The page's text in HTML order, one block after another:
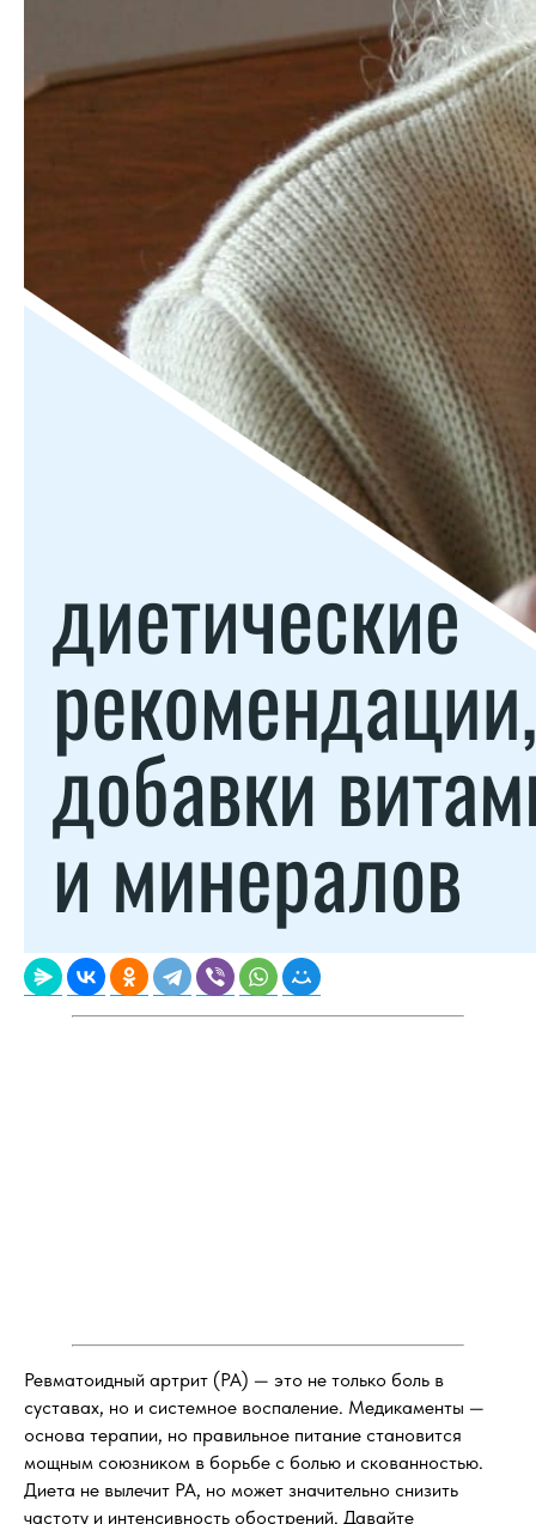
Ревматоидный артрит (РА) — это не только боль в
суставах, но и системное воспаление. Медикаменты —
основа терапии, но правильное питание становится
мощным союзником в борьбе с болью и скованностью.
Диета не вылечит РА, но может значительно снизить
частоту и интенсивность обострений. Давайте